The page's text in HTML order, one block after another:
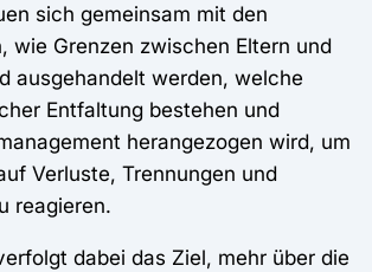
sich gemeinsam mit den
wie Grenzen zwischen Eltern und
ausgehandelt werden, welche
Entfaltung bestehen und
herangezogen wird, um
Verluste, Trennungen und
reagieren.
dabei das Ziel, mehr über die